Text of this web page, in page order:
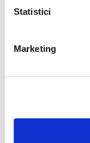
Statistici
Marketing
Thierry